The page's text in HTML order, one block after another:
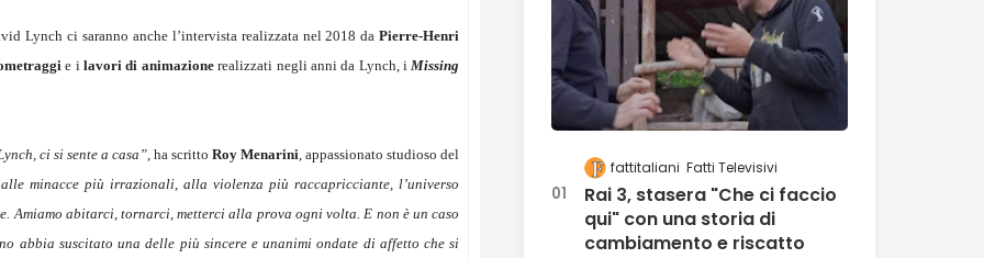
Lynch ci saranno anche l’intervista realizzata nel 2018 daPierre-Henri
e ilavori di animazionerealizzati negli anni da Lynch, iMissing
ci si sente a casa”,ha scrittoRoy Menarini, appassionato studioso del
minacce più irrazionali, alla violenza più raccapricciante, l’universo
Amiamo abitarci, tornarci, metterci alla prova ogni volta. E non è un caso
abbia suscitato una delle più sincere e unanimi ondate di affetto che si
fattitaliani Fatti Televisivi
Rai 3, stasera "Che ci faccio
qui" con una storia di
cambiamento e riscatto